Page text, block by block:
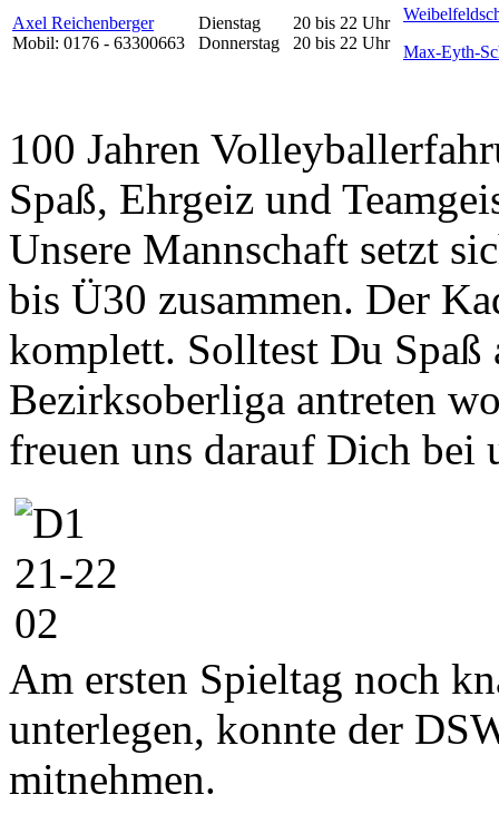
Axel Reichenberger
Mobil: 0176 - 63300663
Dienstag
Donnerstag
20 bis 22 Uhr
20 bis 22 Uhr
Max-Eyth-
100 Jahren
Spaß, Ehrgeiz und
Unsere Mannschaft setzt
bis Ü30 zusammen. Der
komplett. Solltest Du
Bezirksoberliga antreten
freuen uns darauf Dich bei
Am ersten Spieltag noch
unterlegen, konnte der
mitnehmen.